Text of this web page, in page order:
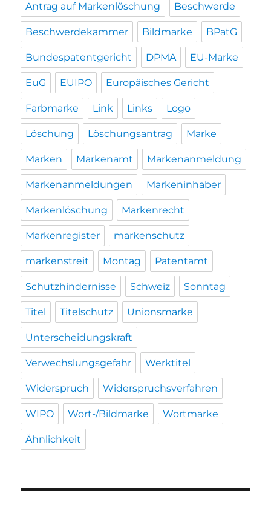
Antrag auf Markenlöschung Beschwerde
Beschwerdekammer Bildmarke BPatG
Bundespatentgericht DPMA EU-Marke
EuG EUIPO Europäisches Gericht
Farbmarke Link Links Logo
Löschung Löschungsantrag Marke
Marken Markenamt Markenanmeldung
Markenanmeldungen Markeninhaber
Markenlöschung Markenrecht
Markenregister markenschutz
markenstreit Montag Patentamt
Schutzhindernisse Schweiz Sonntag
Titel Titelschutz Unionsmarke
Unterscheidungskraft
Verwechslungsgefahr Werktitel
Widerspruch Widerspruchsverfahren
WIPO Wort-/Bildmarke Wortmarke
Ähnlichkeit